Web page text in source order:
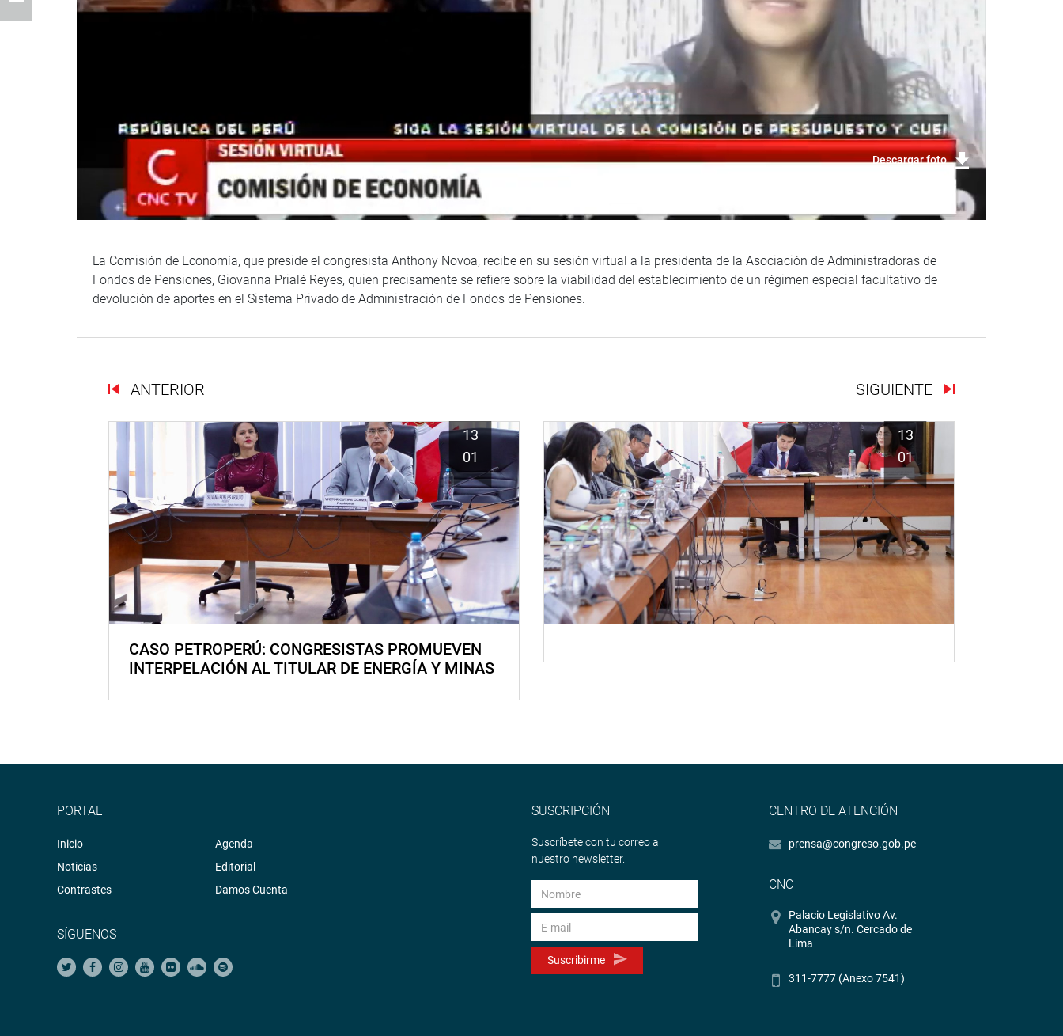
Descargar foto
La Comisión de Economía, que preside el congresista Anthony Novoa, recibe en su sesión virtual a la presidenta de la Asociación de Administradoras de
Fondos de Pensiones, Giovanna Prialé Reyes, quien precisamente se refiere sobre la viabilidad del establecimiento de un régimen especial facultativo de
devolución de aportes en el Sistema Privado de Administración de Fondos de Pensiones.
ANTERIOR SIGUIENTE
13
01
CASO PETROPERÚ: CONGRESISTAS PROMUEVEN
INTERPELACIÓN AL TITULAR DE ENERGÍA Y MINAS
13
01
PORTAL
Inicio
Noticias
Contrastes
Agenda
Editorial
Damos Cuenta
SÍGUENOS
SUSCRIPCIÓN
Suscríbete con tu correo a
nuestro newsletter.
Suscribirme
CENTRO DE ATENCIÓN
prensa@congreso.gob.pe
CNC
Palacio Legislativo Av.
Abancay s/n. Cercado de
Lima
311-7777 (Anexo 7541)